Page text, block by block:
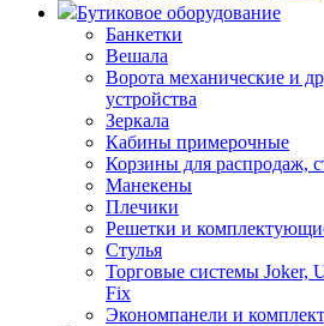
Бутиковое оборудование
Банкетки
Вешала
Ворота механические и
устройства
Зеркала
Кабины примерочные
Корзины для распродаж,
Манекены
Плечики
Решетки и
Стулья
Торговые системы Joker,
Fix
Экономпанели и